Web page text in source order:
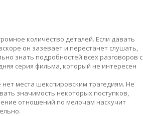
количество деталей. Если давать
он зазевает и перестанет слушать,
знать подробностей всех разговоров с
серия фильма, который не интересен
места шекспировским трагедиям. Не
значимость некоторых поступков,
отношений по мелочам наскучит